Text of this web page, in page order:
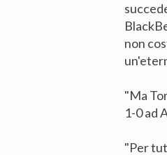
non
"Ma
1-0 ad
"Per